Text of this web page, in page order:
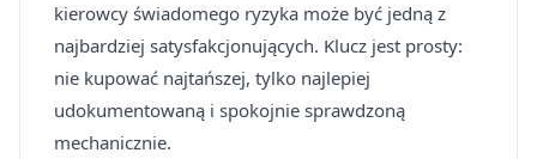
kierowcy świadomego ryzyka może być jedną z
najbardziej satysfakcjonujących. Klucz jest prosty:
nie kupować najtańszej, tylko najlepiej
udokumentowaną i spokojnie sprawdzoną
mechanicznie.